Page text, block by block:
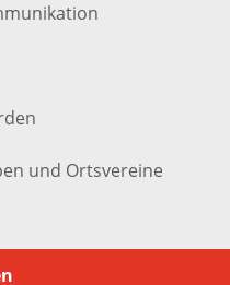
und Ortsvereine